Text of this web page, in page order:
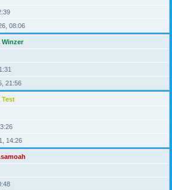
08:06
Winzer
21:56
Test
14:26